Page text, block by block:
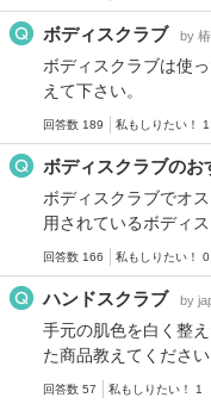
ボディスクラブ by
ボディスクラブは使
えて下さい。
回答数 189 私もしりたい！ 1
ボディスクラブのお
ボディスクラブでオ
用されているボディ
回答数 166 私もしりたい！ 0
ハンドスクラブ by
手元の肌色を白く整
た商品教えてください
回答数 57 私もしりたい！ 1